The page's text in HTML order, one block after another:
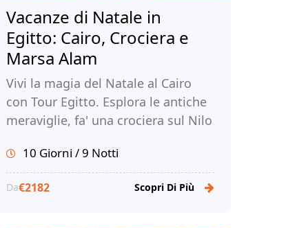
Vacanze di Natale in
Egitto: Cairo, Crociera e
Marsa Alam
Vivi la magia del Natale al Cairo
con Tour Egitto. Esplora le antiche
meraviglie, fa' una crociera sul Nilo
di Marsa Alam. Prenota subito!
10 Giorni / 9 Notti
Da€2182 Scopri Di Più